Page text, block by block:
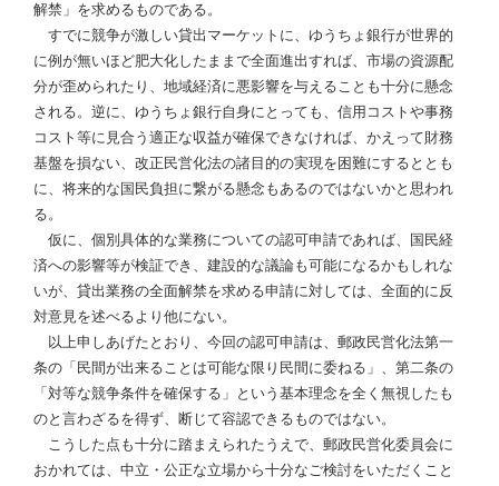
解禁」を求めるものである。
すでに競争が激しい貸出マーケットに、ゆうちょ銀行が世界的
に例が無いほど肥大化したままで全面進出すれば、市場の資源配
分が歪められたり、地域経済に悪影響を与えることも十分に懸念
される。逆に、ゆうちょ銀行自身にとっても、信用コストや事務
コスト等に見合う適正な収益が確保できなければ、かえって財務
基盤を損ない、改正民営化法の諸目的の実現を困難にするととも
に、将来的な国民負担に繋がる懸念もあるのではないかと思われ
る。
仮に、個別具体的な業務についての認可申請であれば、国民経
済への影響等が検証でき、建設的な議論も可能になるかもしれな
いが、貸出業務の全面解禁を求める申請に対しては、全面的に反
対意見を述べるより他にない。
以上申しあげたとおり、今回の認可申請は、郵政民営化法第一
条の「民間が出来ることは可能な限り民間に委ねる」、第二条の
「対等な競争条件を確保する」という基本理念を全く無視したも
のと言わざるを得ず、断じて容認できるものではない。
こうした点も十分に踏まえられたうえで、郵政民営化委員会に
おかれては、中立・公正な立場から十分なご検討をいただくこと